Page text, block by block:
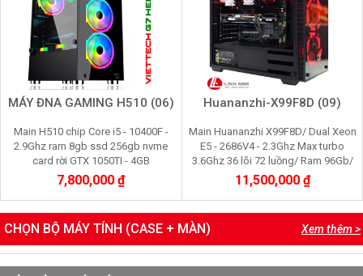
MÁY ĐNA GAMING H510 (06)
Main H510 chip Core i5 - 10400F -
2.9Ghz ram 8gb ssd 256gb nvme
card rời GTX 1050TI - 4GB
7,800,000 ₫
Huananzhi-X99F8D (09)
Main Huananzhi X99F8D/ Dual Xeon
E5 - 2686V4 - 2.3Ghz Max turbo
3.6Ghz 36 lõi 72 luồng/ Ram 96Gb/
ssd 256Gb nvme/ Radeon RX 580-
8gb
11,500,000 ₫
Xem thêm >
CHỌN BỘ MÁY TÍNH (CASE + MÀN)